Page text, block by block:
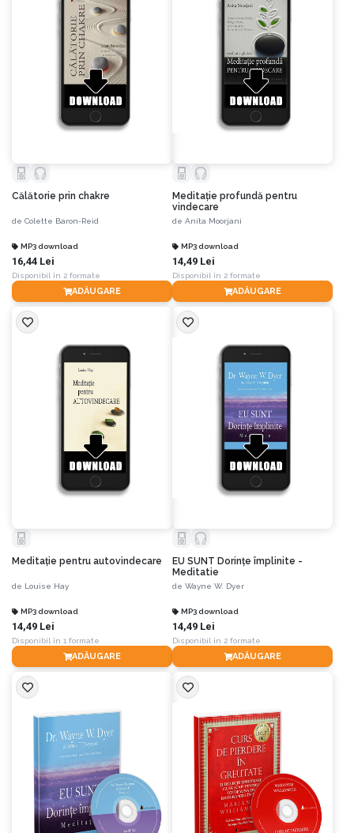
Călătorie prin chakre
de Colette Baron-Reid
MP3 download
16,44 Lei
Disponibil în 2 formate
ADĂUGARE
Meditaţie profundă pentru
vindecare
de Anita Moorjani
MP3 download
14,49 Lei
Disponibil în 2 formate
ADĂUGARE
Meditaţie pentru autovindecare
de Louise Hay
MP3 download
14,49 Lei
Disponibil în 1 formate
ADĂUGARE
EU SUNT Dorinţe împlinite -
Meditatie
de Wayne W. Dyer
MP3 download
14,49 Lei
Disponibil în 2 formate
ADĂUGARE